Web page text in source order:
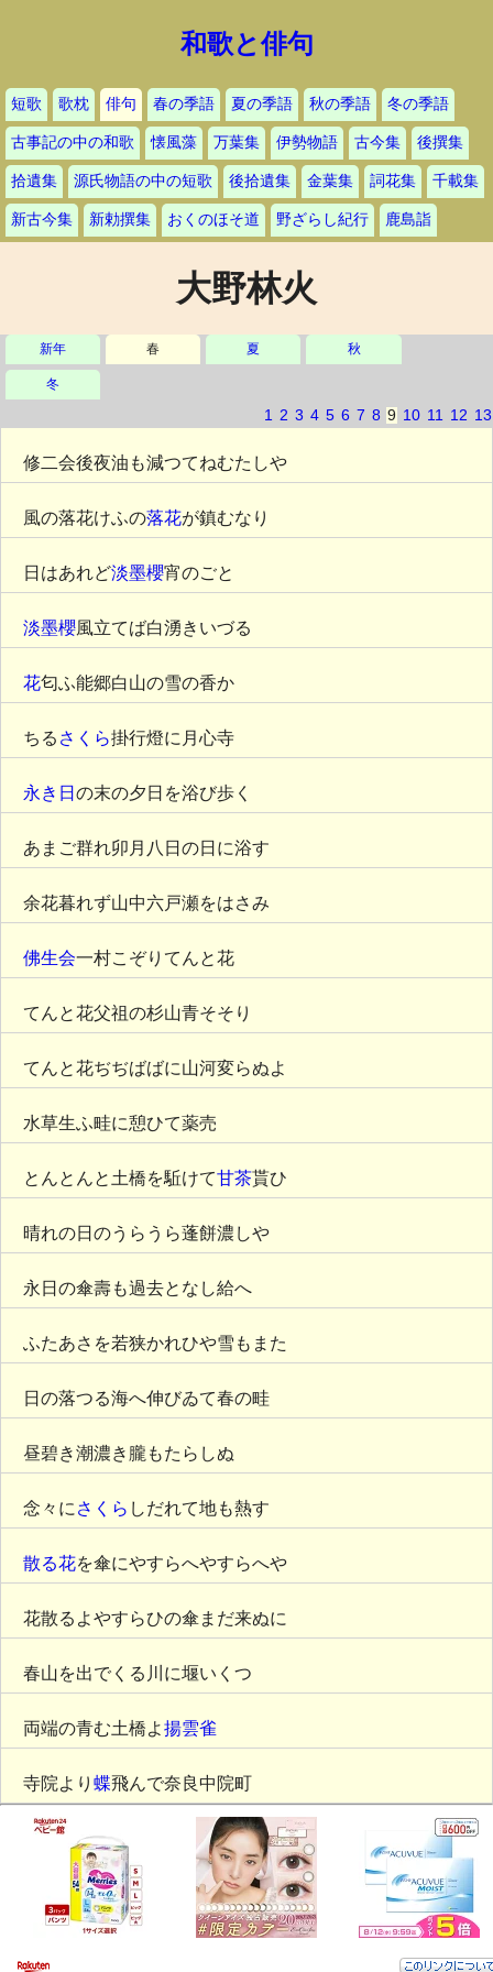
和歌と俳句
短歌 歌枕 俳句 春の季語 夏の季語 秋の季語 冬の季語
古事記の中の和歌 懐風藻 万葉集 伊勢物語 古今集 後撰集
拾遺集 源氏物語の中の短歌 後拾遺集 金葉集 詞花集 千載集
新古今集 新勅撰集 おくのほそ道 野ざらし紀行 鹿島詣
大野林火
新年 春 夏 秋
冬
1 2 3 4 5 6 7 8 9 10 11 12 13
修二会後夜油も減つてねむたしや
風の落花けふの落花が鎮むなり
日はあれど淡墨櫻宵のごと
淡墨櫻風立てば白湧きいづる
花匂ふ能郷白山の雪の香か
ちる さくら掛行燈に月心寺
永き日 の末の夕日を浴び歩く
あまご群れ卯月八日の日に浴す
余花暮れず山中六戸瀬をはさみ
佛生会一村こぞりてんと花
てんと花父祖の杉山青そそり
てんと花ぢぢばばに山河変らぬよ
水草生ふ畦に憩ひて薬売
とんとんと土橋を駈けて甘茶貰ひ
晴れの日のうらうら蓬餅濃しや
永日の傘壽も過去となし給へ
ふたあさを若狭かれひや雪もまた
日の落つる海へ伸びゐて春の畦
昼碧き潮濃き朧もたらしぬ
念々に さくら しだれて地も熱す
散る花を傘にやすらへやすらへや
花散るよやすらひの傘まだ来ぬに
春山を出でくる川に堰いくつ
両端の青む土橋よ揚雲雀
寺院より 蝶飛んで奈良中院町